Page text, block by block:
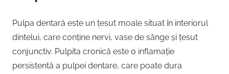
Pulpa dentară este un țesut moale situat în interiorul
dintelui, care conține nervi, vase de sânge și țesut
conjunctiv. Pulpita cronică este o inflamație
persistentă a pulpei dentare, care poate dura